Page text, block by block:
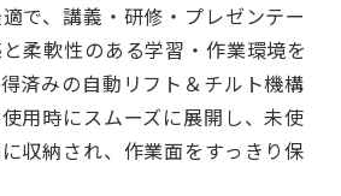
で、講義・研修・プレゼンテー
柔軟性のある学習・作業環境を
済みの自動リフト＆チルト機構
用時にスムーズに展開し、未使
収納され、作業面をすっきり保